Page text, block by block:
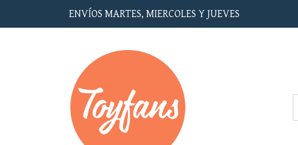
ENVÍOS MARTES, MIERCOLES Y JUEVES